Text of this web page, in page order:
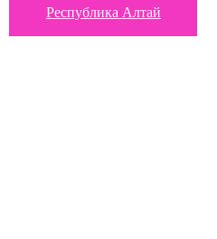
Республика Алтай